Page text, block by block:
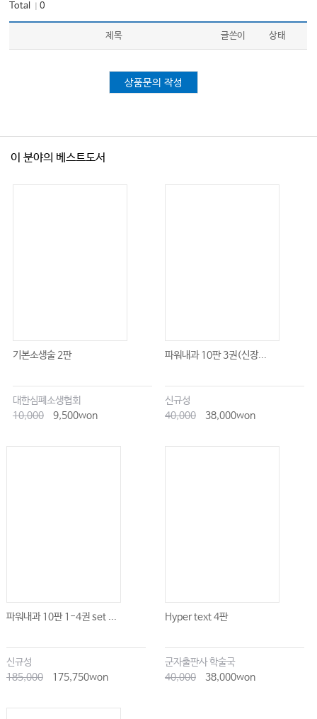
Total ｜0
제목 글쓴이 상태
상품문의 작성
이 분야의 베스트도서
기본소생술 2판
대한심폐소생협회
10,000
9,500won
파워내과 10판 3권(신장...
신규성
40,000
38,000won
파워내과 10판 1-4권 set ...
신규성
185,000
175,750won
Hyper text 4판
군자출판사 학술국
40,000
38,000won